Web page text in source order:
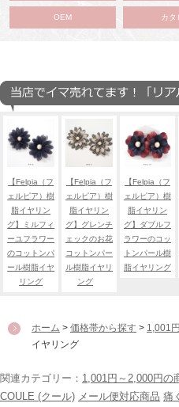
OEM カタ
【Felpia（フ
ェルピア）樹
脂イヤリン
グ】ミルフィ
ーユフラワー
のコットンパ
ール樹脂イヤ
リング
【Felpia（フ
ェルピア）樹
脂イヤリン
グ】グレンチ
ェックのお花
コットンパー
ル樹脂イヤリ
ング
【Felpia（フ
ェルピア）樹
脂イヤリン
グ】ダブルフ
ラワーのコッ
トンパール樹
脂イヤリング
ホーム > 価格帯から探す > 1,001
イヤリング
関連カテゴリー： 1,001円～2,000円の
COULE (クール) メール便対応商品 痛